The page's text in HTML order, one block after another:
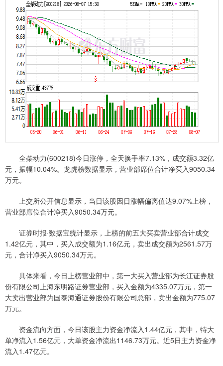
全柴动力(600218)今日涨停，全天换手率7.13%，成交额3.32亿
元，振幅10.04%。龙虎榜数据显示，营业部席位合计净买入9050.34
万元。
上交所公开信息显示，当日该股因日涨幅偏离值达9.07%上榜，
营业部席位合计净买入9050.34万元。
证券时报·数据宝统计显示，上榜的前五大买卖营业部合计成交
1.42亿元，其中，买入成交额为1.16亿元，卖出成交额为2561.57万
元，合计净买入9050.34万元。
具体来看，今日上榜营业部中，第一大买入营业部为长江证券股
份有限公司上海东明路证券营业部，买入金额为4335.07万元，第一
大卖出营业部为国泰海通证券股份有限公司总部，卖出金额为775.07
万元。
资金流向方面，今日该股主力资金净流入1.44亿元，其中，特大
单净流入1.56亿元，大单资金净流出1146.73万元。近5日主力资金净
流入1.47亿元。